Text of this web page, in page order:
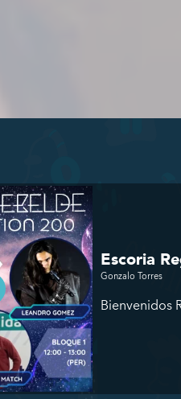
Escoria
Gonzalo Torres
Bienvenidos